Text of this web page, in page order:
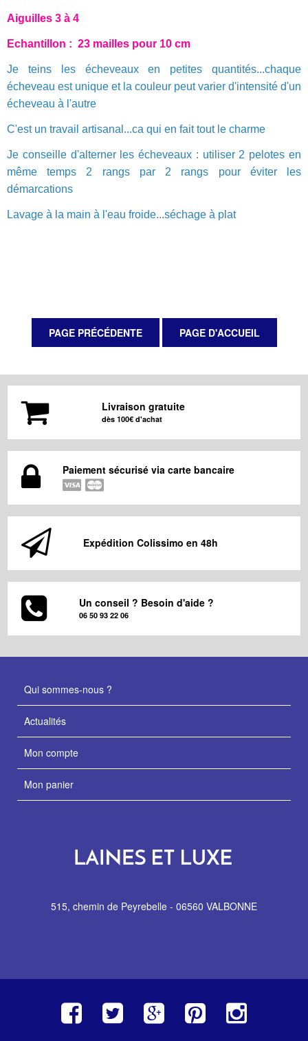
Aiguilles 3 à 4
Echantillon : 23 mailles pour 10 cm
Je teins les écheveaux en petites quantités...chaque
écheveau est unique et la couleur peut varier d'intensité d'un
écheveau à l'autre
C'est un travail artisanal...ca qui en fait tout le charme
Je conseille d'alterner les écheveaux : utiliser 2 pelotes en
même temps 2 rangs par 2 rangs pour éviter les
démarcations
Lavage à la main à l'eau froide...séchage à plat
Livraison gratuite
dès 100€ d'achat
Paiement sécurisé via carte bancaire
Expédition Colissimo en 48h
Un conseil ? Besoin d'aide ?
06 50 93 22 06
Qui sommes-nous ?
Actualités
Mon compte
Mon panier
515, chemin de Peyrebelle - 06560 VALBONNE